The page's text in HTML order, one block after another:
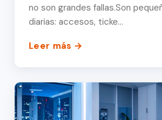
no son grandes fallas.Son
diarias: accesos, ticke…
Leer más →